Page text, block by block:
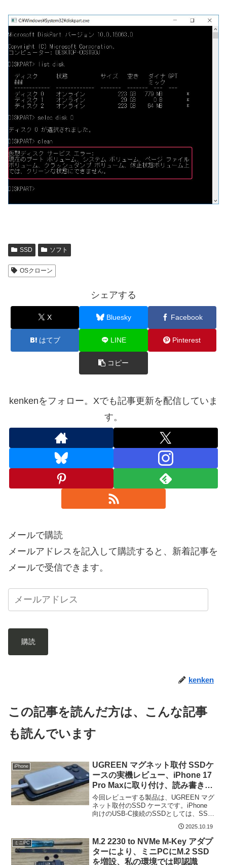
SSD ソフト
OSクローン
シェアする
X Bluesky Facebook
はてブ LINE Pinterest
コピー
kenkenをフォロー。Xでも記事更新を配信していま
す。
メールで購読
メールアドレスを記入して購読すると、新着記事を
メールで受信できます。
購読
kenken
この記事を読んだ方は、こんな記事
も読んでいます
iPhone
UGREEN マグネット取付 SSDケ
ースの実機レビュー、iPhone 17
Pro Maxに取り付け、読み書き速
度を計測してみた
今回レビューする製品は、UGREEN マグ
ネット取付のSSD ケースです。iPhone
向けのUSB-C接続のSSDとしては、SSD
交換の汎用性を重視し、SSD ケースを購
入しました。2230,22...
2025.10.19
ミニPC
M.2 2230 to NVMe M-Key アダプ
ターにより、ミニPCにM.2 SSD
を増設、私の環境では即認識